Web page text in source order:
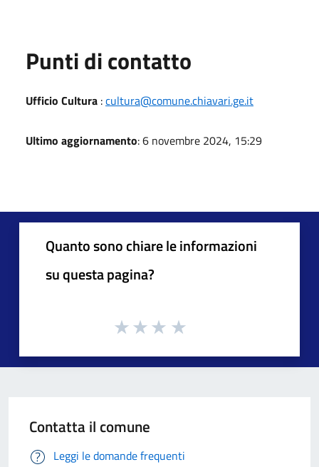
Punti di contatto
Ufficio Cultura :cultura@comune.chiavari.ge.it
Ultimo aggiornamento: 6 novembre 2024, 15:29
Quanto sono chiare le informazioni
su questa pagina?
Contatta il comune
Leggi le domande frequenti